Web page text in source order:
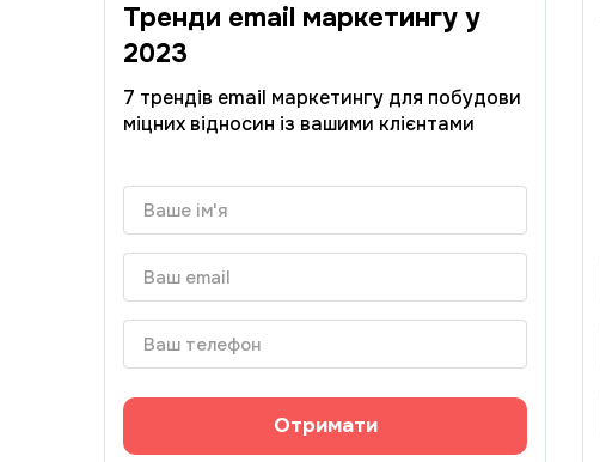
Тренди email маркетингу у
2023
7 трендів email маркетингу для побудови
міцних відносин із вашими клієнтами
Отримати